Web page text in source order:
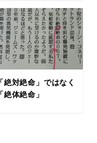
「絶対絶命」ではなく
「絶体絶命」